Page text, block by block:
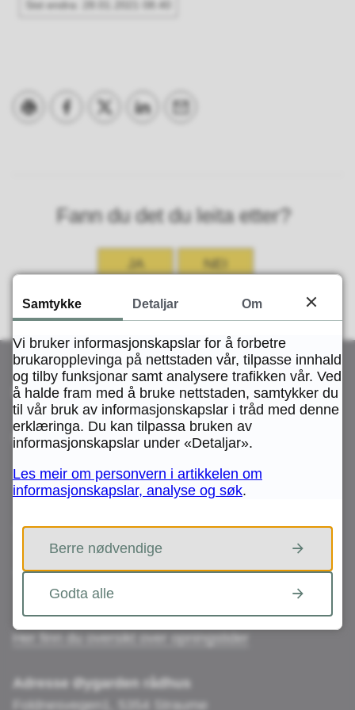
Sist endra 28.01.2021 08.40
Fann du det du leita etter?
JA NEI
Besøk oss
Innbyggartorg og bibliotek:
- Sartor Storsenter,
- Sund Senter
Skogsleitet 16, 5382 Skogsvåg
- Rong Senter
Nygardsvegen 2, 5337 Rong
Her finn du oversikt over opningstider
Adresse Øygarden rådhus
Foldnesvegen1, 5354 Straume
Samtykke Detaljar Om
Vi bruker informasjonskapslar for å forbetre
brukaropplevinga på nettstaden vår, tilpasse innhald
og tilby funksjonar samt analysere trafikken vår. Ved
å halde fram med å bruke nettstaden, samtykker du
til vår bruk av informasjonskapslar i tråd med denne
erklæringa. Du kan tilpassa bruken av
informasjonskapslar under «Detaljar».
Les meir om personvern i artikkelen om
informasjonskapslar, analyse og søk.
Berre nødvendige
Godta alle